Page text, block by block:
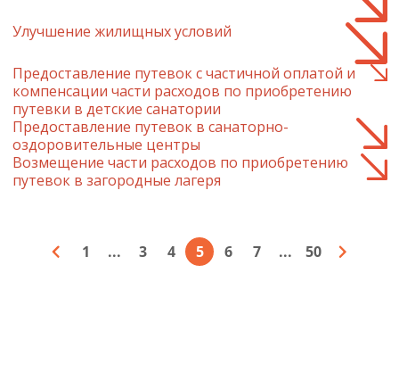
Улучшение жилищных условий
Предоставление путевок с частичной оплатой и
компенсации части расходов по приобретению
путевки в детские санатории
Предоставление путевок в санаторно-
оздоровительные центры
Возмещение части расходов по приобретению
путевок в загородные лагеря
1 ... 3 4 5 6 7 ... 50